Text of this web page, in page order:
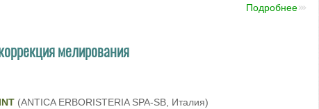
Подробнее
мелирования
(ANTICA ERBORISTERIA SPA-SB, Италия)